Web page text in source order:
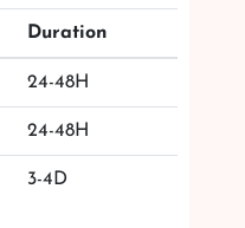
Duration
24-48H
24-48H
3-4D